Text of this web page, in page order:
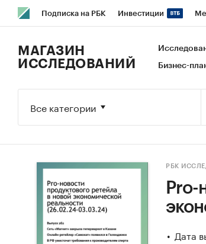
Подписка на РБК Инвестиции
Исследования Кредитные рейтинги
МАГАЗИН
ИССЛЕДОВАНИЙ
Бизнес-
Все категории
РБК
Pro-
Дата